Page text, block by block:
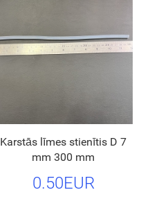
Karstās līmes stienītis D 7
mm 300 mm
0.50EUR